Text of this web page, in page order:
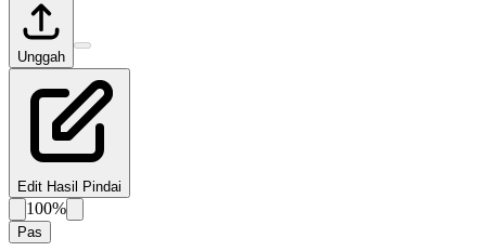
Unggah
Edit Hasil Pindai
100%
Pas